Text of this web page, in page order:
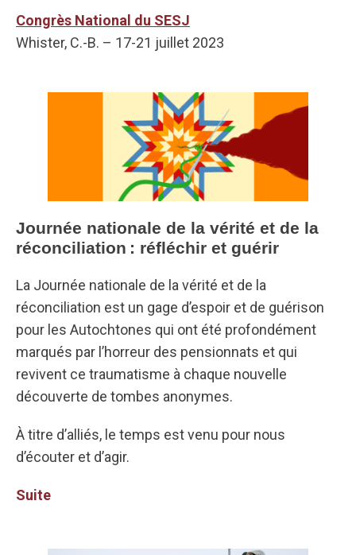
Congrès National du SESJ
Whister, C.-B. – 17-21 juillet 2023
Journée nationale de la vérité et de la
réconciliation : réfléchir et guérir
La Journée nationale de la vérité et de la
réconciliation est un gage d’espoir et de guérison
pour les Autochtones qui ont été profondément
marqués par l’horreur des pensionnats et qui
revivent ce traumatisme à chaque nouvelle
découverte de tombes anonymes.
À titre d’alliés, le temps est venu pour nous
d’écouter et d’agir.
Suite